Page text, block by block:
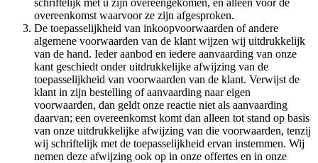
schriftelijk met u zijn overeengekomen, en alleen voor de
overeenkomst waarvoor ze zijn afgesproken.
De toepasselijkheid van inkoopvoorwaarden of andere
algemene voorwaarden van de klant wijzen wij uitdrukkelijk
van de hand. Ieder aanbod en iedere aanvaarding van onze
kant geschiedt onder uitdrukkelijke afwijzing van de
toepasselijkheid van voorwaarden van de klant. Verwijst de
klant in zijn bestelling of aanvaarding naar eigen
voorwaarden, dan geldt onze reactie niet als aanvaarding
daarvan; een overeenkomst komt dan alleen tot stand op basis
van onze uitdrukkelijke afwijzing van die voorwaarden, tenzij
wij schriftelijk met de toepasselijkheid ervan instemmen. Wij
nemen deze afwijzing ook op in onze offertes en in onze